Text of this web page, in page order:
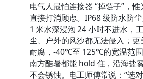
电气人最怕连接器 “掉链子”，
直接打消顾虑。IP68 级防水防尘
1 米水深浸泡 24 小时不进水，
尘、户外的风沙都无法侵入；更
耐腐，-40℃至 125℃的宽温范
南方酷暑都能 hold 住，沿海盐
不会锈蚀。电工师傅常说：“选